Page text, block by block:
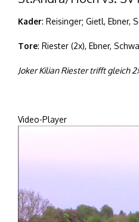
Kader: Reisinger; Gietl, Ebner,
Tore: Riester (2x), Ebner,
Joker Kilian Riester trifft gleich
Video-Player